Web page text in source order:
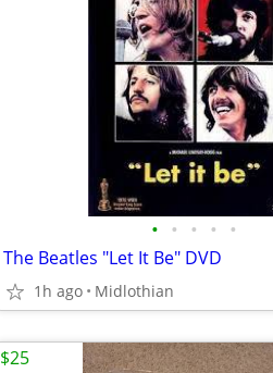
• • • • •
The Beatles "Let It Be" DVD
1h ago Midlothian
$25